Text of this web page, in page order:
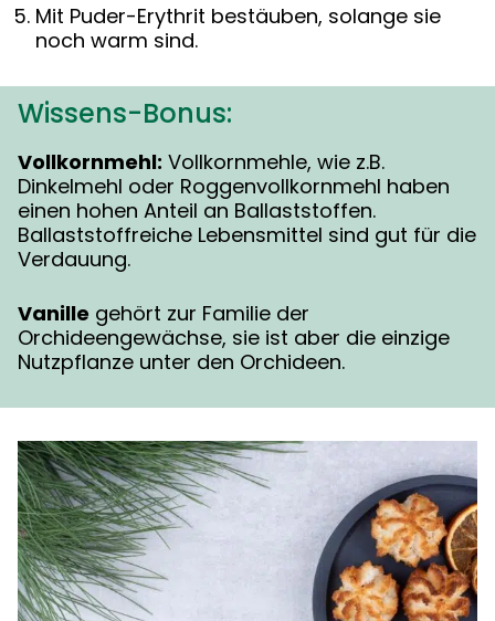
Mit Puder-Erythrit bestäuben, solange sie
noch warm sind.
Wissens-Bonus:
Vollkornmehl: Vollkornmehle, wie z.B.
Dinkelmehl oder Roggenvollkornmehl haben
einen hohen Anteil an Ballaststoffen.
Ballaststoffreiche Lebensmittel sind gut für die
Verdauung.
Vanille gehört zur Familie der
Orchideengewächse, sie ist aber die einzige
Nutzpflanze unter den Orchideen.